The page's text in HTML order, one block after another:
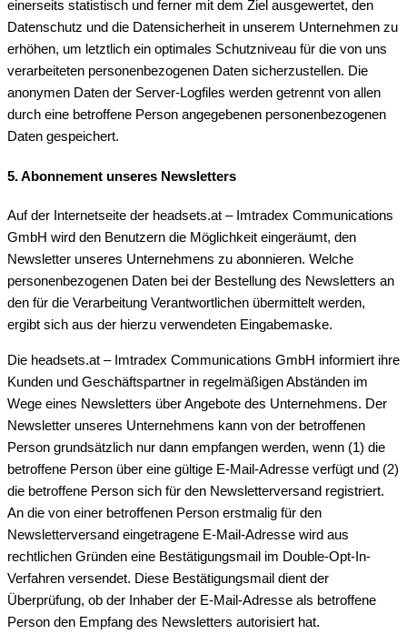
einerseits statistisch und ferner mit dem Ziel ausgewertet, den
Datenschutz und die Datensicherheit in unserem Unternehmen zu
erhöhen, um letztlich ein optimales Schutzniveau für die von uns
verarbeiteten personenbezogenen Daten sicherzustellen. Die
anonymen Daten der Server-Logfiles werden getrennt von allen
durch eine betroffene Person angegebenen personenbezogenen
Daten gespeichert.
5. Abonnement unseres Newsletters
Auf der Internetseite der headsets.at – Imtradex Communications
GmbH wird den Benutzern die Möglichkeit eingeräumt, den
Newsletter unseres Unternehmens zu abonnieren. Welche
personenbezogenen Daten bei der Bestellung des Newsletters an
den für die Verarbeitung Verantwortlichen übermittelt werden,
ergibt sich aus der hierzu verwendeten Eingabemaske.
Die headsets.at – Imtradex Communications GmbH informiert ihre
Kunden und Geschäftspartner in regelmäßigen Abständen im
Wege eines Newsletters über Angebote des Unternehmens. Der
Newsletter unseres Unternehmens kann von der betroffenen
Person grundsätzlich nur dann empfangen werden, wenn (1) die
betroffene Person über eine gültige E-Mail-Adresse verfügt und (2)
die betroffene Person sich für den Newsletterversand registriert.
An die von einer betroffenen Person erstmalig für den
Newsletterversand eingetragene E-Mail-Adresse wird aus
rechtlichen Gründen eine Bestätigungsmail im Double-Opt-In-
Verfahren versendet. Diese Bestätigungsmail dient der
Überprüfung, ob der Inhaber der E-Mail-Adresse als betroffene
Person den Empfang des Newsletters autorisiert hat.